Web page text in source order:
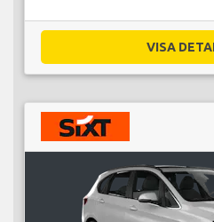
VISA